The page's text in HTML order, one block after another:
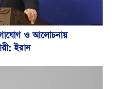
ও আলোচনায়
ইরান